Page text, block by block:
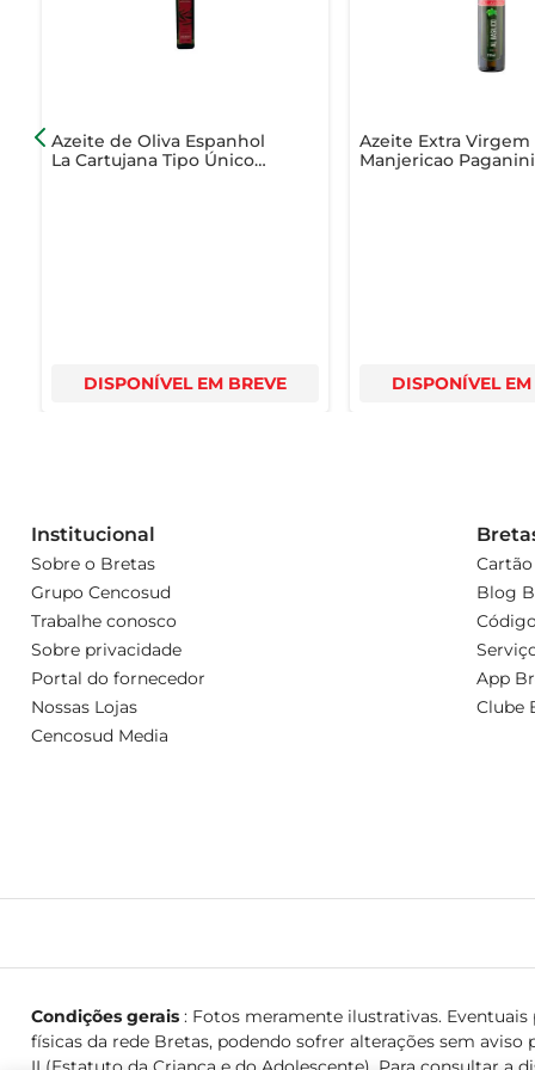
A embalagem de 500ml é prática e ideal para o uso
uma ótima opção para presentear amantes da culinária
Azeite de Oliva Espanhol
La Cartujana Tipo Único
DISPONÍVEL EM BREVE
Azeite Extra Virgem
Manjericao Paganini
DISPONÍVEL EM
Institucional
Sobre o Bretas
Grupo Cencosud
Trabalhe conosco
Sobre privacidade
Portal do fornecedor
Nossas Lojas
Cencosud Media
Blog
App
Clube
Condições gerais: Fotos meramente ilustrativas. Eventuais
físicas da rede Bretas, podendo sofrer alterações sem aviso